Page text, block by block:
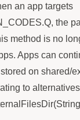
an app targets
the
method is no
Apps can
on shared/
to